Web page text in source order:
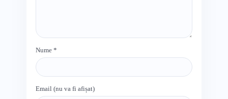
Nume *
Email (nu va fi afișat)